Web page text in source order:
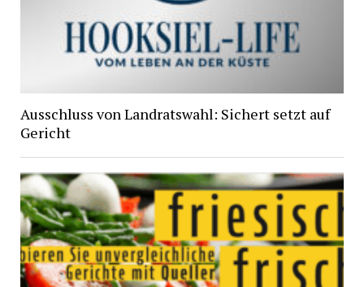
Ausschluss von Landratswahl: Sichert setzt auf
Gericht